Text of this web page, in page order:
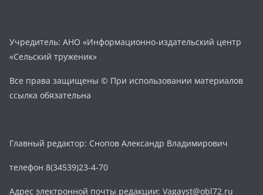
Учредитель: АНО «Информационно-издательский центр
«Сельский труженик»
Все права защищены © При использовании материалов
ссылка обязательна
Главный редактор: Снопов Александр Владимирович
телефон 8(34539)23-4-70
Адрес электронной почты редакции: Vagayst@obl72.ru